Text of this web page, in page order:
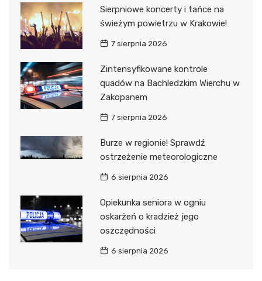
Sierpniowe koncerty i tańce na
świeżym powietrzu w Krakowie!
7 sierpnia 2026
Zintensyfikowane kontrole
quadów na Bachledzkim Wierchu w
Zakopanem
7 sierpnia 2026
Burze w regionie! Sprawdź
ostrzeżenie meteorologiczne
6 sierpnia 2026
Opiekunka seniora w ogniu
oskarżeń o kradzież jego
oszczędności
6 sierpnia 2026